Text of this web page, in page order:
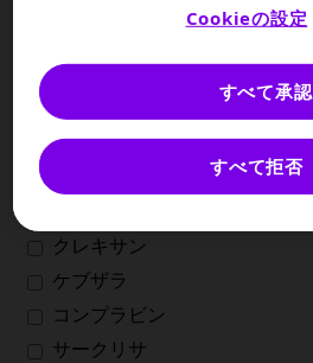
カブリビ
カプレルサ
カンデサルタン
クレキサン
ケブザラ
コンプラビン
サークリサ
Cookieの設定
すべて拒否
すべて承認